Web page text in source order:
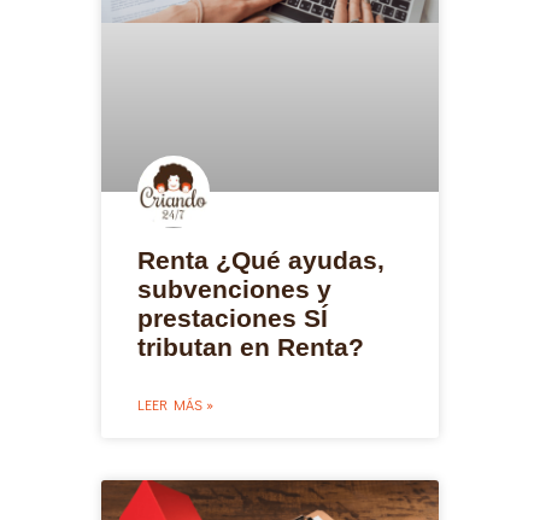
Renta ¿Qué ayudas,
subvenciones y
prestaciones SÍ
tributan en Renta?
LEER MÁS »